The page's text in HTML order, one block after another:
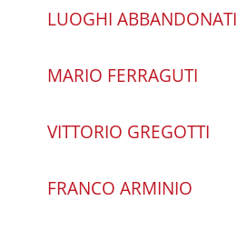
LUOGHI ABBANDONATI
MARIO FERRAGUTI
VITTORIO GREGOTTI
FRANCO ARMINIO